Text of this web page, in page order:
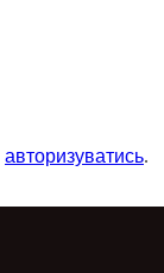
авторизуватись.